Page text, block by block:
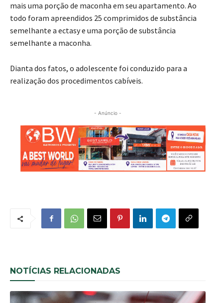
mais uma porção de maconha em seu apartamento. Ao
todo foram apreendidos 25 comprimidos de substância
semelhante a ectasy e uma porção de substância
semelhante a maconha.
Dianta dos fatos, o adolescente foi conduzido para a
realização dos procedimentos cabíveis.
- Anúncio -
NOTÍCIAS RELACIONADAS